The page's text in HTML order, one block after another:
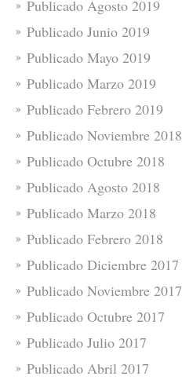
Publicado Agosto 2019
Publicado Junio 2019
Publicado Mayo 2019
Publicado Marzo 2019
Publicado Febrero 2019
Publicado Noviembre 2018
Publicado Octubre 2018
Publicado Agosto 2018
Publicado Marzo 2018
Publicado Febrero 2018
Publicado Diciembre 2017
Publicado Noviembre 2017
Publicado Octubre 2017
Publicado Julio 2017
Publicado Abril 2017